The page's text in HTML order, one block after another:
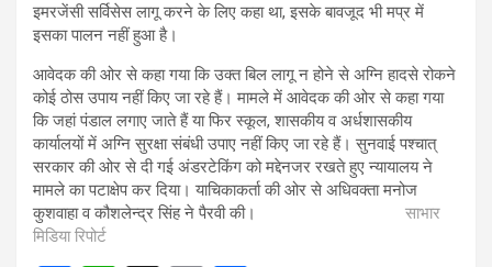
इमरजेंसी सर्विसेस लागू करने के लिए कहा था, इसके बावजूद भी मप्र में
इसका पालन नहीं हुआ है।
आवेदक की ओर से कहा गया कि उक्त बिल लागू न होने से अग्नि हादसे रोकने
कोई ठोस उपाय नहीं किए जा रहे हैं। मामले में आवेदक की ओर से कहा गया
कि जहां पंडाल लगाए जाते हैं या फिर स्कूल, शासकीय व अर्धशासकीय
कार्यालयों में अग्नि सुरक्षा संबंधी उपाए नहीं किए जा रहे हैं। सुनवाई पश्चात्
सरकार की ओर से दी गई अंडरटेकिंग को मद्देनजर रखते हुए न्यायालय ने
मामले का पटाक्षेप कर दिया। याचिकाकर्ता की ओर से अधिवक्ता मनोज
कुशवाहा व कौशलेन्द्र सिंह ने पैरवी की। साभार
मिडिया रिपोर्ट